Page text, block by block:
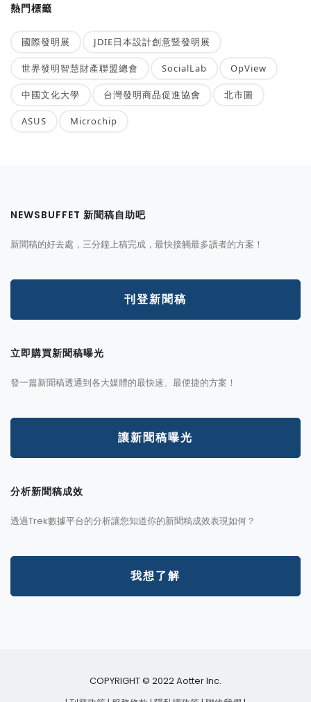
熱門標籤
國際發明展 JDIE日本設計創意暨發明展
世界發明智慧財產聯盟總會 SocialLab OpView
中國文化大學 台灣發明商品促進協會 北市圖
ASUS Microchip
NEWSBUFFET 新聞稿自助吧
新聞稿的好去處，三分鐘上稿完成，最快接觸最多讀者的方案！
刊登新聞稿
立即購買新聞稿曝光
發一篇新聞稿透通到各大媒體的最快速、最便捷的方案！
讓新聞稿曝光
分析新聞稿成效
透過Trek數據平台的分析讓您知道你的新聞稿成效表現如何？
我想了解
COPYRIGHT © 2022 Aotter Inc.